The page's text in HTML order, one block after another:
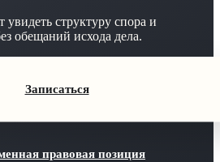
увидеть структуру спора и
обещаний исхода дела.
Записаться
правовая позиция